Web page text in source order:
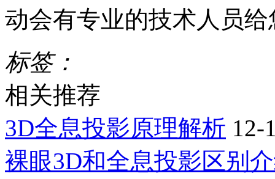
动会有专业的技术人员
标签：
相关推荐
3D全息投影原理解析 12-
裸眼3D和全息投影区别